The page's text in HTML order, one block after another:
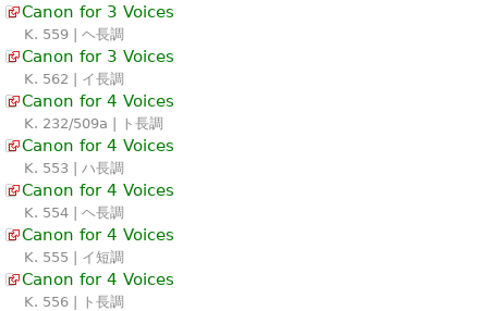
Canon for 3 Voices
K. 559 | ヘ長調
Canon for 3 Voices
K. 562 | イ長調
Canon for 4 Voices
K. 232/509a | ト長調
Canon for 4 Voices
K. 553 | ハ長調
Canon for 4 Voices
K. 554 | ヘ長調
Canon for 4 Voices
K. 555 | イ短調
Canon for 4 Voices
K. 556 | ト長調